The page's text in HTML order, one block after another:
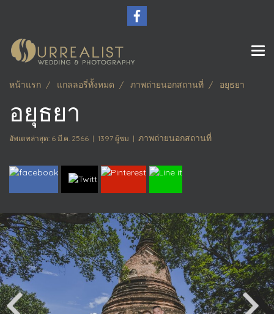
หน้าแรก แกลลอรี่ทั้งหมด ภาพถ่ายนอกสถานที่ อยุธยา
อยุธยา
อัพเดทล่าสุด: 6 มี.ค. 2566 | 1397 ผู้ชม | ภาพถ่ายนอกสถานที่